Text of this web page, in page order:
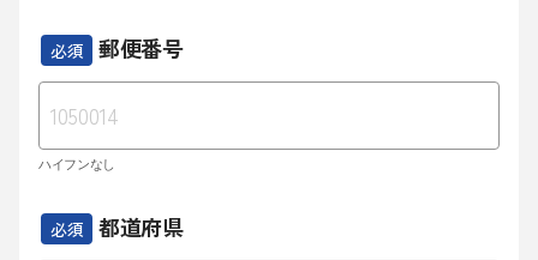
必須 郵便番号
ハイフンなし
必須 都道府県